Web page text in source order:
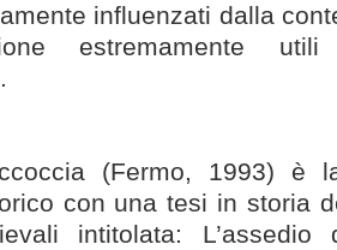
influenzati dalla
estremamente
(Fermo, 1993) è
con una tesi in storia
intitolata: L’assedio